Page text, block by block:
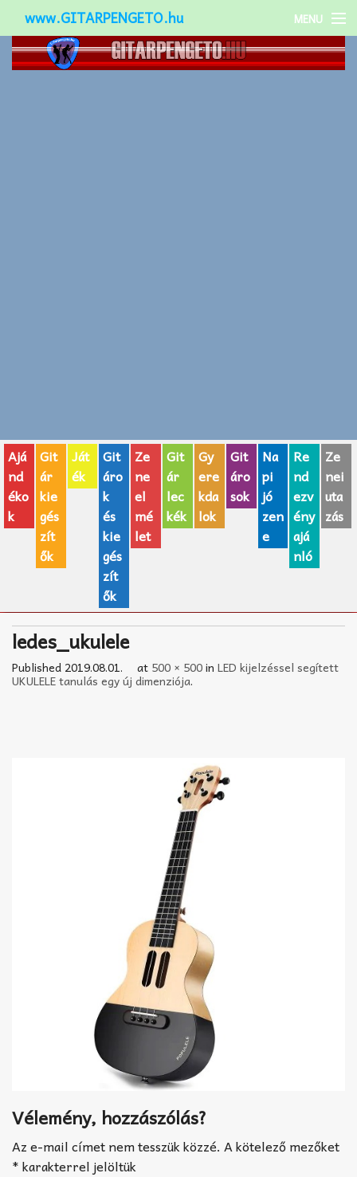
www.GITARPENGETO.hu MENU
Népszerű-
AJÁNDÉK ÖTLETEK
Vicces
GITÁR MÁRKÁK
TOP100 nóta
Zeneiskolák
Zeneszerzés alapjai
Ajá
nd
éko
k
Git
ár
kie
gés
zít
ők
Ját
ék
Git
áro
k
és
kie
gés
zít
ők
Ze
ne
el
mé
let
Git
ár
lec
kék
Gy
ere
kda
lok
Git
áro
sok
Na
pi
jó
zen
e
Re
nd
ezv
ény
ajá
nló
Ze
nei
uta
zás
ledes_ukulele
Published 2019.08.01. at 500 × 500in LED kijelzéssel segített
UKULELE tanulás egy új dimenziója.
Vélemény, hozzászólás?
Az e-mail címet nem tesszük közzé. A kötelező mezőket
*karakterrel jelöltük